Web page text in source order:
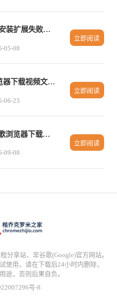
谷歌浏览器安装扩展失败是权限问题吗
05-08
立即阅读
Chrome浏览器下载视频文件打不开怎么修复
06-23
立即阅读
Mac平台谷歌浏览器下载安装包获取及安全使用指南
09-08
立即阅读
分享站，非谷歌(Google)官方网站。
使用，请在下载后24小时内删除，
途，否则后果自负。
号-8